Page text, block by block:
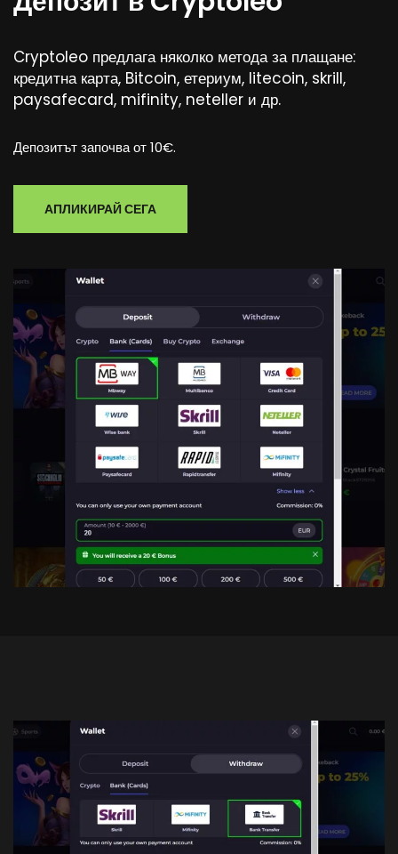
Cryptoleo предлага няколко метода за плащане:
кредитна карта, Bitcoin, етериум, litecoin, skrill,
paysafecard, mifinity, neteller и др.
Депозитът започва от 10€.
АПЛИКИРАЙ СЕГА